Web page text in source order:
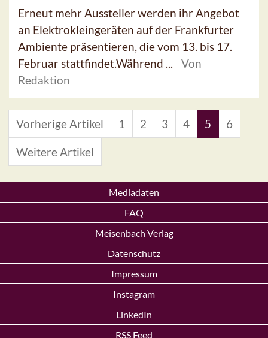
Erneut mehr Aussteller werden ihr Angebot
an Elektrokleingeräten auf der Frankfurter
Ambiente präsentieren, die vom 13. bis 17.
Februar stattfindet.Während ...
Von
Redaktion
Vorherige Artikel 1 2 3 4 5 6
Weitere Artikel
Mediadaten
FAQ
Meisenbach Verlag
Datenschutz
Impressum
Instagram
LinkedIn
RSS Feed